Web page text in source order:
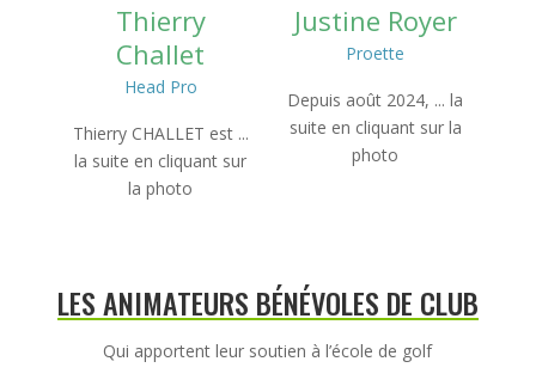
Thierry
Challet
Head Pro
Thierry CHALLET est ...
la suite en cliquant sur
la photo
Justine Royer
Proette
Depuis août 2024, ... la
suite en cliquant sur la
photo
LES ANIMATEURS BÉNÉVOLES DE CLUB
Qui apportent leur soutien à l’école de golf